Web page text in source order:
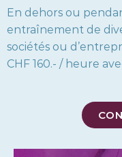
En dehors ou
entraînement de
sociétés ou
CHF 160.- / heure